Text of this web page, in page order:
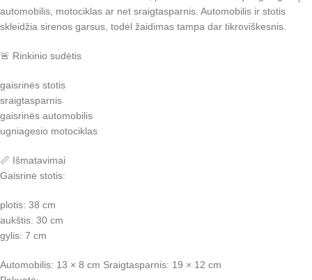
automobilis, motociklas ar net sraigtasparnis. Automobilis ir stotis
skleidžia sirenos garsus, todėl žaidimas tampa dar tikroviškesnis.
🚨 Rinkinio sudėtis
gaisrinės stotis
sraigtasparnis
gaisrinės automobilis
ugniagesio motociklas
📏 Išmatavimai
Gaisrinė stotis:
plotis: 38 cm
aukštis: 30 cm
gylis: 7 cm
Automobilis: 13 × 8 cm Sraigtasparnis: 19 × 12 cm